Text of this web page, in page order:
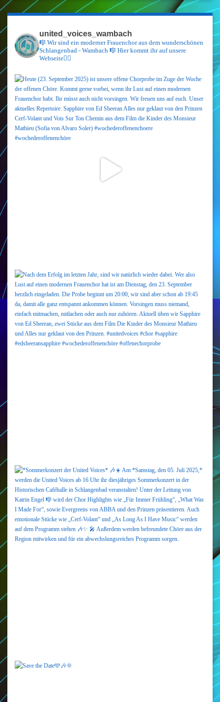
united_voices_wambach
🎼 Wir sind ein moderner Frauenchor aus dem wunderschönen
Schlangenbad - Wambach 🎼 Hier kommt ihr auf unsere
Webseite👇🏼